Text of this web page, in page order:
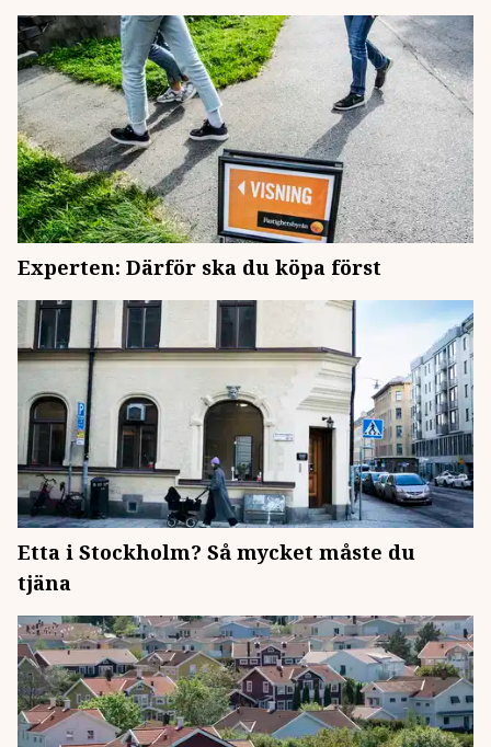
Experten: Därför ska du köpa först
Etta i Stockholm? Så mycket måste du
tjäna